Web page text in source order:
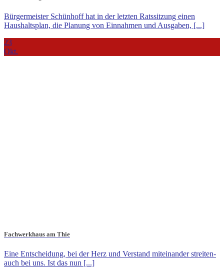
Bürgermeister Schünhoff hat in der letzten Ratssitzung einen
Haushaltsplan, die Planung von Einnahmen und Ausgaben, [...]
23
Okt.
Fachwerkhaus am Thie
Eine Entscheidung, bei der Herz und Verstand miteinander streiten-
auch bei uns. Ist das nun [...]